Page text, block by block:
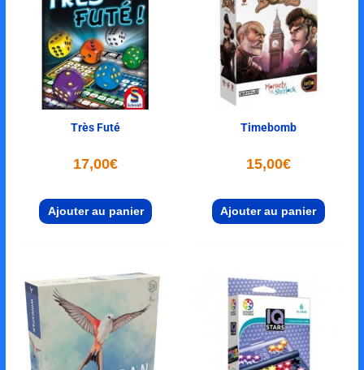
Très Futé
17,00€
Ajouter au panier
Timebomb
15,00€
Ajouter au panier